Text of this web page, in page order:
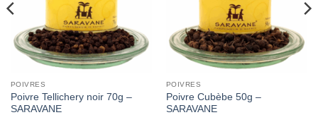
POIVRES
Poivre Tellichery noir 70g –
SARAVANE
POIVRES
Poivre Cubèbe 50g –
SARAVANE